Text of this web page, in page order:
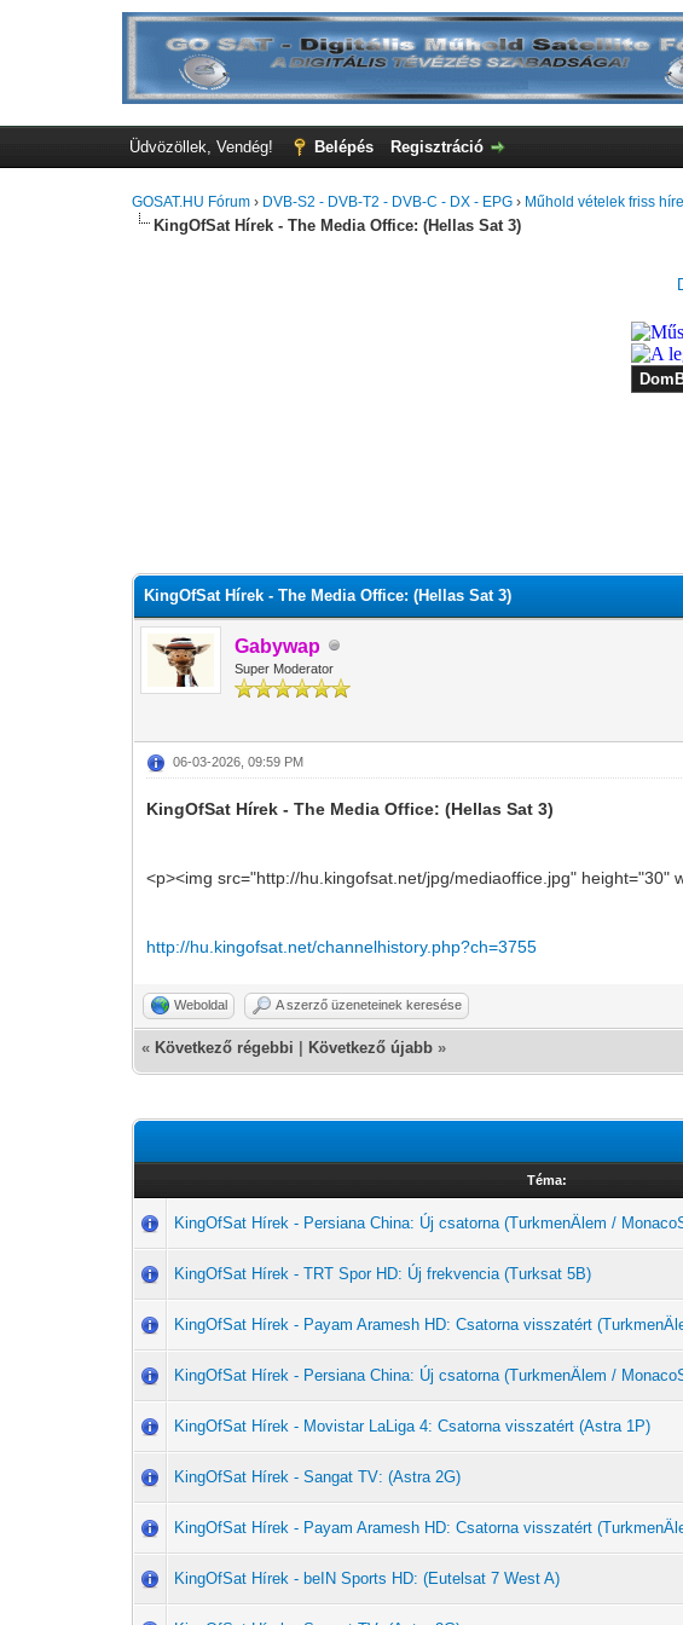
Üdvözöllek, Vendég! Belépés Regisztráció
GOSAT.HU Fórum › DVB-S2 - DVB-T2 - DVB-C - DX - EPG › Műhold vételek friss
KingOfSat Hírek - The Media Office: (Hellas Sat 3)
KingOfSat Hírek - The Media Office: (Hellas Sat 3)
Gabywap
Super Moderator
06-03-2026, 09:59 PM
KingOfSat Hírek - The Media Office: (Hellas Sat 3)
<p><img src="http://hu.kingofsat.net/jpg/mediaoffice.jpg"
http://hu.kingofsat.net/channelhistory.php?ch=3755
Weboldal A szerző üzeneteinek keresése
« Következő régebbi Következő újabb »
Téma:
KingOfSat Hírek - Persiana China: Új csatorna (TurkmenÄlem /
KingOfSat Hírek - TRT Spor HD: Új frekvencia (Turksat 5B)
KingOfSat Hírek - Payam Aramesh HD: Csatorna visszatért
KingOfSat Hírek - Persiana China: Új csatorna (TurkmenÄlem /
KingOfSat Hírek - Movistar LaLiga 4: Csatorna visszatért (Astra 1P)
KingOfSat Hírek - Sangat TV: (Astra 2G)
KingOfSat Hírek - Payam Aramesh HD: Csatorna visszatért
KingOfSat Hírek - beIN Sports HD: (Eutelsat 7 West A)